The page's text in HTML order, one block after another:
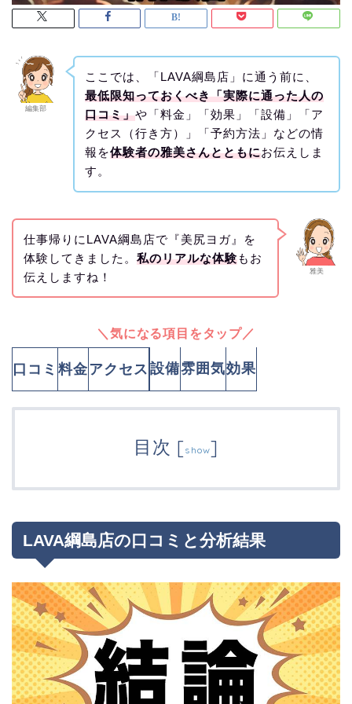
編集部
ここでは、「LAVA綱島店」に通う前に、
最低限知っておくべき「実際に通った人の
口コミ」や「料金」「効果」「設備」「ア
クセス（行き方）」「予約方法」などの情
報を体験者の雅美さんとともにお伝えしま
す。
雅美
仕事帰りにLAVA綱島店で『美尻ヨガ』を
体験してきました。 私のリアルな体験もお
伝えしますね！
＼気になる項目をタップ／
口コミ 料金アクセス 設備雰囲気効果
目次 [show]
LAVA綱島店の口コミと分析結果